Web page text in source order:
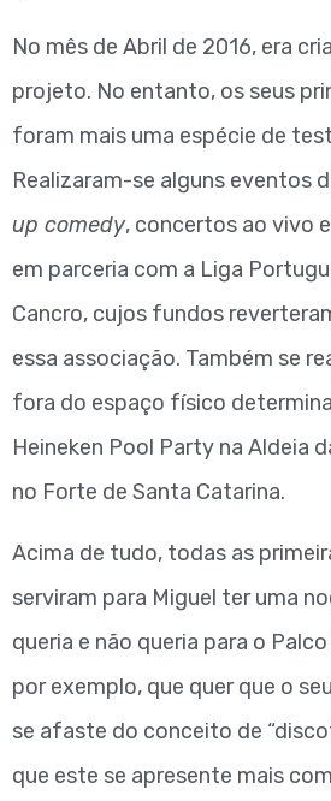
No mês de Abril de 2016, era
projeto. No entanto, os seus
foram mais uma espécie de
Realizaram-se alguns eventos
up comedy, concertos ao vivo
em parceria com a Liga
Cancro, cujos fundos
essa associação. Também se
fora do espaço físico
Heineken Pool Party na Aldeia
no Forte de Santa Catarina.
Acima de tudo, todas as
serviram para Miguel ter uma
queria e não queria para o
por exemplo, que quer que o
se afaste do conceito de
que este se apresente mais